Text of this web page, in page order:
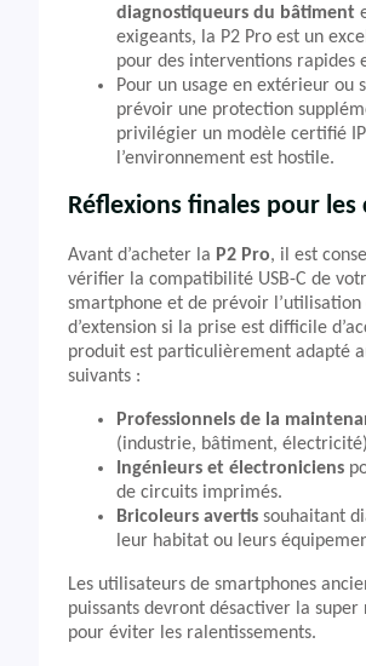
diagnostiqueurs du bâtiment
exigeants, la P2 Pro est un
pour des interventions rapides
Pour un usage en extérieur ou
prévoir une protection
privilégier un modèle certifié
l’environnement est hostile.
Réflexions finales pour les
Avant d’acheter la P2 Pro, il est
vérifier la compatibilité USB-C de
smartphone et de prévoir l’utilisation
d’extension si la prise est difficile
produit est particulièrement adapté
suivants :
Professionnels de la
(industrie, bâtiment,
Ingénieurs et électroniciens
de circuits imprimés.
Bricoleurs avertis souhaitant
leur habitat ou leurs
Les utilisateurs de smartphones
puissants devront désactiver la super
pour éviter les ralentissements.